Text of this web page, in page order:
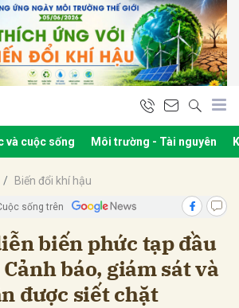
và cuộc sống Môi trường - Tài nguyên
Biến đổi khí hậu
sống trên
biến phức tạp đầu
báo, giám sát và
được siết chặt
Hủy